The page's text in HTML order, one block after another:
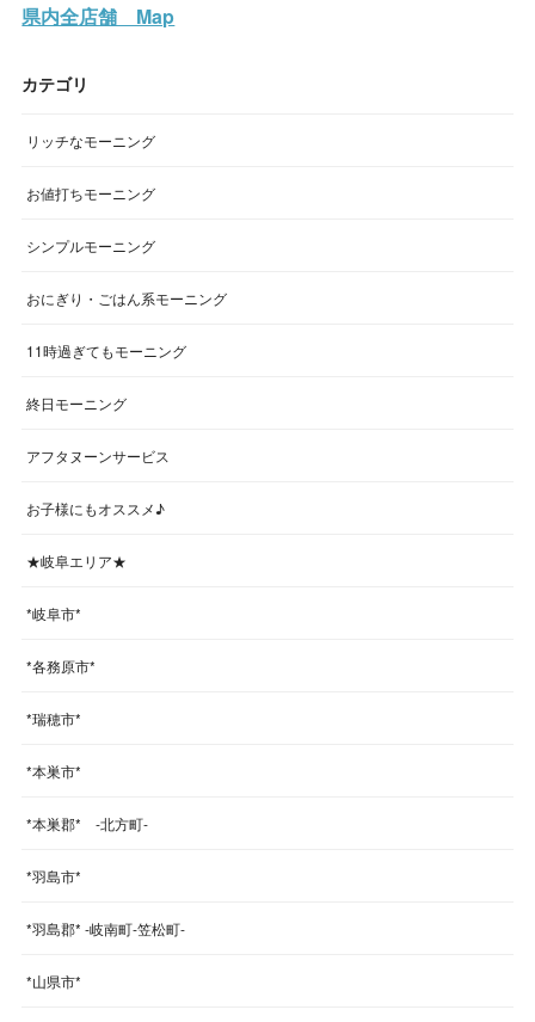
県内全店舗 Map
カテゴリ
リッチなモーニング
お値打ちモーニング
シンプルモーニング
おにぎり・ごはん系モーニング
11時過ぎてもモーニング
終日モーニング
アフタヌーンサービス
お子様にもオススメ♪
★岐阜エリア★
*岐阜市*
*各務原市*
*瑞穂市*
*本巣市*
*本巣郡* -北方町-
*羽島市*
*羽島郡* -岐南町-笠松町-
*山県市*